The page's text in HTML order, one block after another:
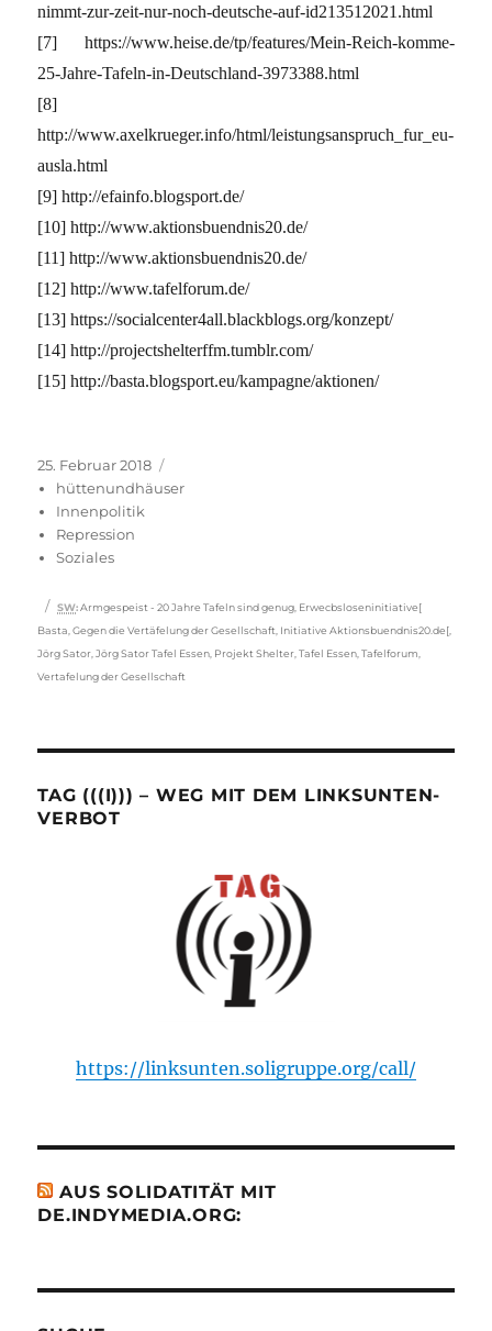
nimmt-zur-zeit-nur-noch-deutsche-auf-id213512021.html
[7] https://www.heise.de/tp/features/Mein-Reich-komme-
25-Jahre-Tafeln-in-Deutschland-3973388.html
[8]
http://www.axelkrueger.info/html/leistungsanspruch_fur_eu-
ausla.html
[9] http://efainfo.blogsport.de/
[10] http://www.aktionsbuendnis20.de/
[11] http://www.aktionsbuendnis20.de/
[12] http://www.tafelforum.de/
[13] https://socialcenter4all.blackblogs.org/konzept/
[14] http://projectshelterffm.tumblr.com/
[15] http://basta.blogsport.eu/kampagne/aktionen/
Veröffentlicht
am
25. Februar 2018
hüttenundhäuser
Innenpolitik
Repression
Soziales
Schlagwörter
SW: Armgespeist - 20 Jahre Tafeln sind genug Erwecbsloseninitiative[
Basta ,Gegen die Vertäfelung der Gesellschaft Initiative Aktionsbuendnis20.de[
Jörg Sator ,Jörg Sator Tafel Essen Projekt Shelter ,Tafel Essen ,Tafelforum
Vertafelung der Gesellschaft
TAG (((I))) – WEG MIT DEM LINKSUNTEN-
VERBOT
https://linksunten.soligruppe.org/call/
AUS SOLIDATITÄT MIT
DE.INDYMEDIA.ORG: